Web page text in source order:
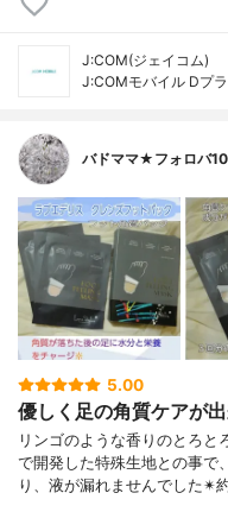
J:COM(ジェイコム)
J:COMモバイル Dプ
バドママ★フォロバ
5.00
優しく足の角質ケアが
リンゴのような香りのとろと
で開発した特殊生地との事で
り、液が漏れませんでした✴